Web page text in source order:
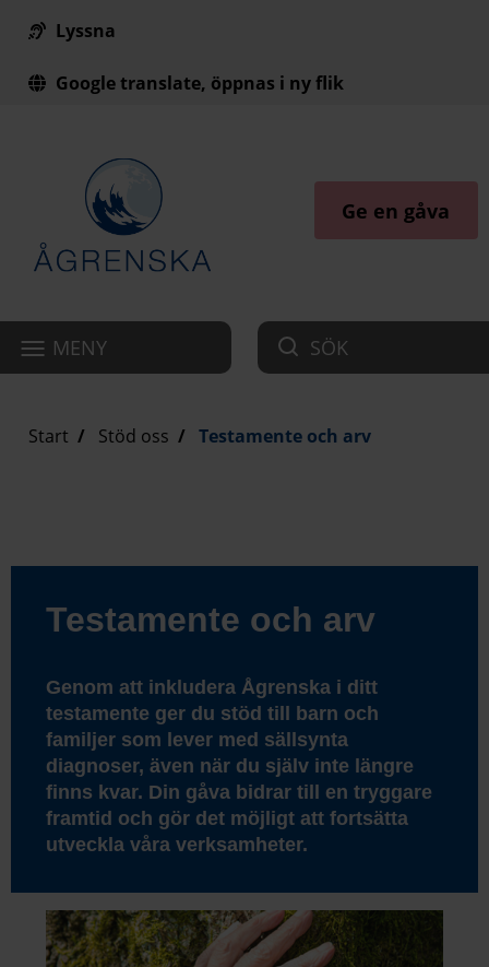
Till innehåll på sidan
Lyssna
Google translate, öppnas i ny flik
Ge en gåva
MENY SÖK
Start Stöd oss Testamente och arv
Testamente och arv
Genom att inkludera Ågrenska i ditt
testamente ger du stöd till barn och
familjer som lever med sällsynta
diagnoser, även när du själv inte längre
finns kvar. Din gåva bidrar till en tryggare
framtid och gör det möjligt att fortsätta
utveckla våra verksamheter.